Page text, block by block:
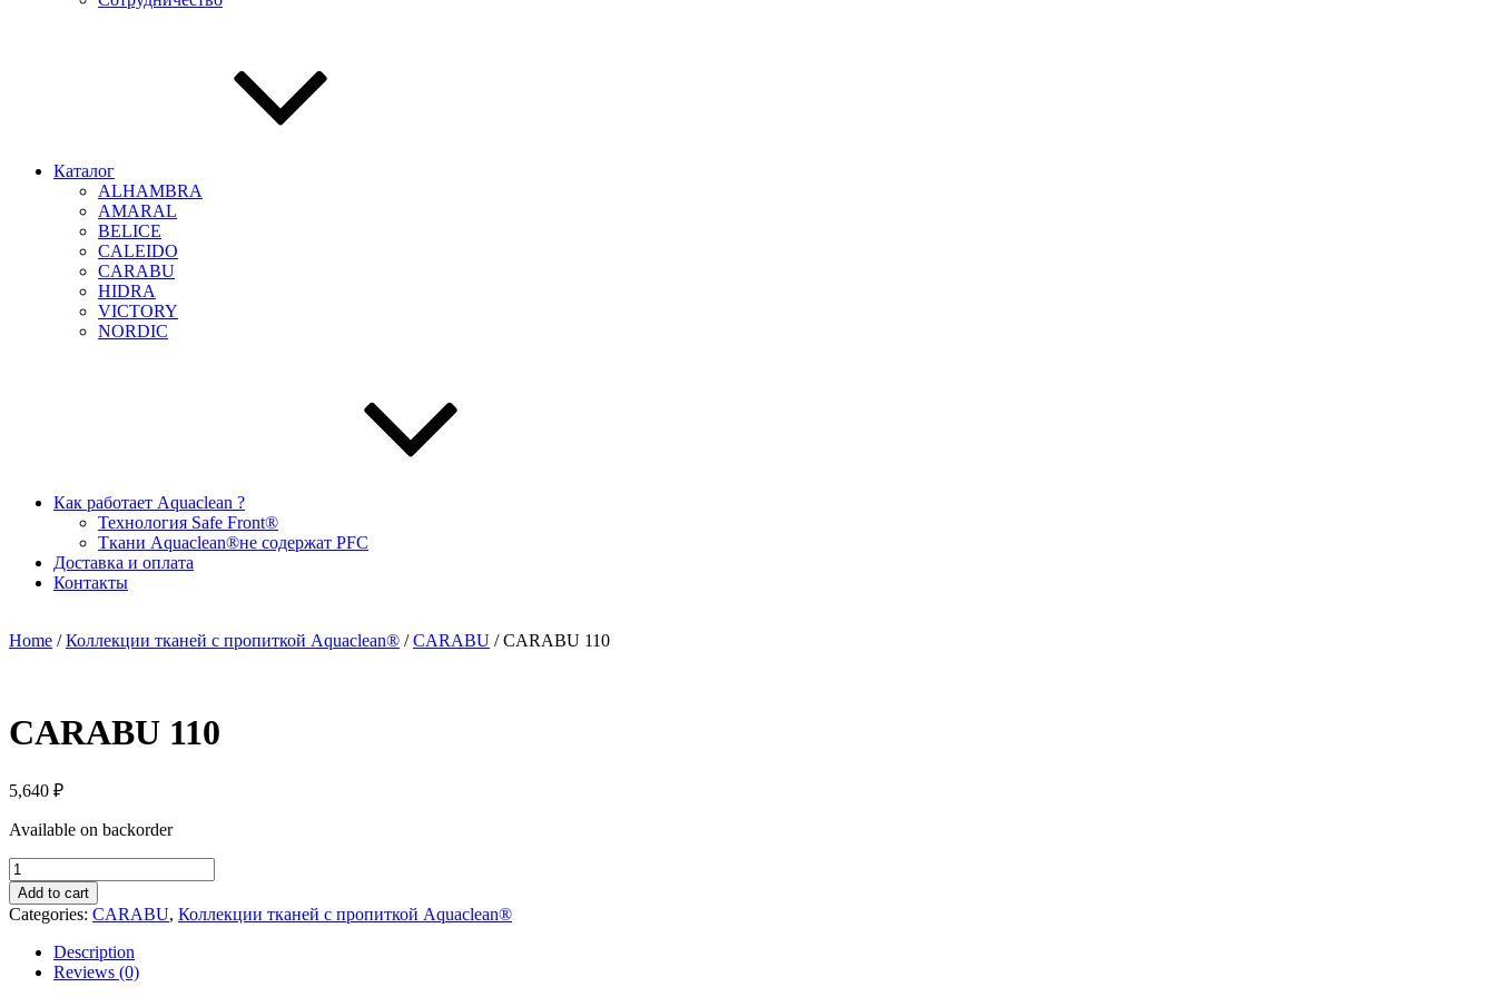
Каталог
ALHAMBRA
AMARAL
BELICE
CALEIDO
CARABU
HIDRA
VICTORY
NORDIC
Как работает Aquaclean ?
Технология Safe Front®
Ткани Aquaclean®не содержат PFC
Доставка и оплата
Контакты
Home /Коллекции тканей с пропиткой Aquaclean® /CARABU / CARABU 110
CARABU 110
5,640 ₽
Available on backorder
CARABU
110
quantity
Add to cart
Categories: CARABU, Коллекции тканей с пропиткой Aquaclean®
Description
Reviews (0)